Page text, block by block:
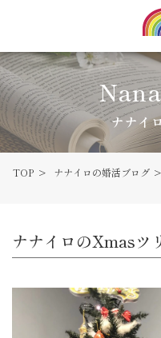
ナナイ
TOP ナナイロの婚活ブログ
ナナイロのXmasツ